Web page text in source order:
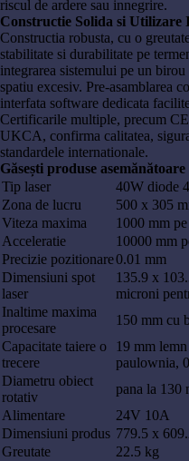
riscul de ardere sau innegrire.
Constructie Solida si Utilizare
Constructia robusta, cu o
stabilitate si durabilitate pe
integrarea sistemului pe un
spatiu excesiv. Pre-asamblarea
interfata software dedicata
Certificarile multiple, precum
UKCA, confirma calitatea,
standardele internationale.
Găsești produse
Tip laser
40W diode
Zona de lucru
500 x 305
Viteza maxima
1000 mm
Acceleratie
10000 mm
Precizie pozitionare0.01 mm
Dimensiuni spot
laser
135.9 x
microni
Inaltime maxima
procesare
150 mm cu
Capacitate taiere o
trecere
19 mm
paulownia,
Diametru obiect
rotativ
pana la 130
Alimentare
24V 10A
Dimensiuni produs 779.5 x
Greutate
22.5 kg